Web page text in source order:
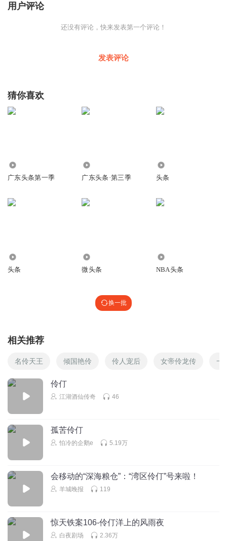
用户评论
还没有评论，快来发表第一个评论！
发表评论
猜你喜欢
广东头条第一季 广东头条·第三季 头条
头条 微头条 NBA头条
换一批
相关推荐
名伶天王 倾国艳伶 伶人宠后 女帝伶龙传 一
伶仃
江湖酒仙传奇 46
孤苦伶仃
怕冷的企鹅e 5.19万
会移动的“深海粮仓”：“湾区伶仃”号来啦！
羊城晚报 119
惊天铁案106-伶仃洋上的风雨夜
白夜剧场 2.36万